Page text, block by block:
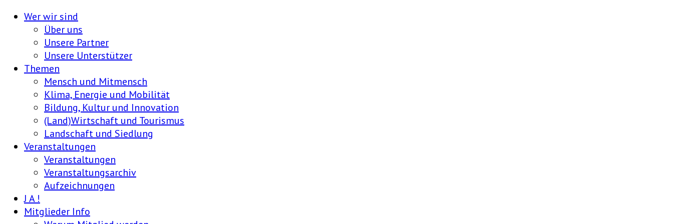
Wer wir sind
Über uns
Unsere Partner
Unsere Unterstützer
Themen
Mensch und Mitmensch
Klima, Energie und Mobilität
Bildung, Kultur und Innovation
(Land)Wirtschaft und Tourismus
Landschaft und Siedlung
Veranstaltungen
Veranstaltungen
Veranstaltungsarchiv
Aufzeichnungen
J A !
Mitglieder Info